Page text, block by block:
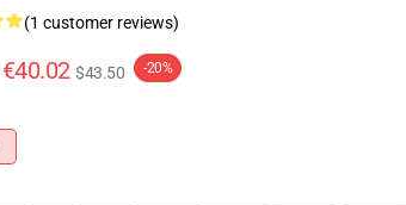
(1 customer reviews)
€40.02 $43.50 -20%